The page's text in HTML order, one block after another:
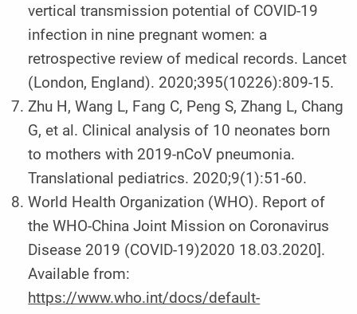
vertical transmission potential of COVID-19
infection in nine pregnant women: a
retrospective review of medical records. Lancet
(London, England). 2020;395(10226):809-15.
Zhu H, Wang L, Fang C, Peng S, Zhang L, Chang
G, et al. Clinical analysis of 10 neonates born
to mothers with 2019-nCoV pneumonia.
Translational pediatrics. 2020;9(1):51-60.
World Health Organization (WHO). Report of
the WHO-China Joint Mission on Coronavirus
Disease 2019 (COVID-19)2020 18.03.2020].
Available from:
https://www.who.int/docs/default-